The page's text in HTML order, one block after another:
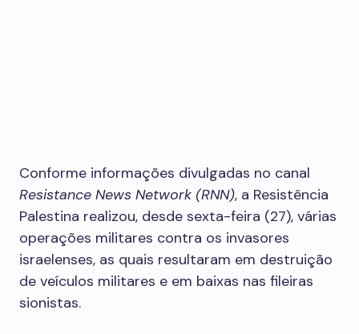
Conforme informações divulgadas no canal
Resistance News Network (RNN), a Resistência
Palestina realizou, desde sexta-feira (27), várias
operações militares contra os invasores
israelenses, as quais resultaram em destruição
de veículos militares e em baixas nas fileiras
sionistas.